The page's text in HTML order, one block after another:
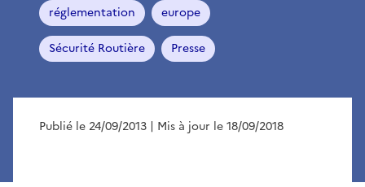
réglementation europe
Sécurité Routière Presse
Publié le 24/09/2013 | Mis à jour le 18/09/2018